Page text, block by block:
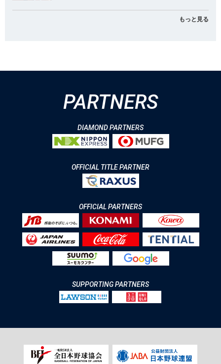
もっと見る
PARTNERS
DIAMOND PARTNERS
OFFICIAL TITLE PARTNER
OFFICIAL PARTNERS
SUPPORTING PARTNERS